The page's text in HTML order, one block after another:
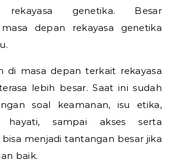
rekayasa genetika. Besar
depan rekayasa genetika
di masa depan terkait rekayasa
lebih besar. Saat ini sudah
soal keamanan, isu etika,
hayati, sampai akses serta
bisa menjadi tantangan besar jika
baik.